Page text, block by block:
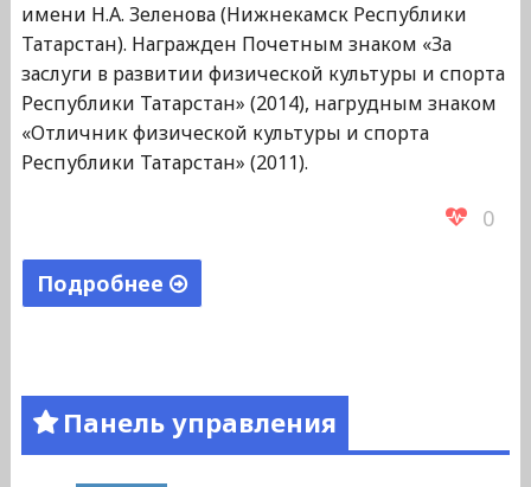
имени Н.А. Зеленова (Нижнекамск Республики
Татарстан). Награжден Почетным знаком «За
заслуги в развитии физической культуры и спорта
Республики Татарстан» (2014), нагрудным знаком
«Отличник физической культуры и спорта
Республики Татарстан» (2011).
0
Подробнее
Гильметдинович"
Панель управления